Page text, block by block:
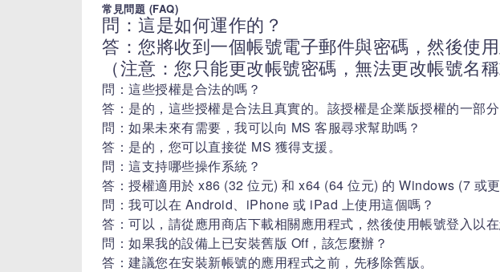
常見問題 (FAQ)
問：這是如何運作的？
答：您將收到一個帳號電子郵件與密碼，然後使
（注意：您只能更改帳號密碼，無法更改帳號名稱
問：這些授權是合法的嗎？
答：是的，這些授權是合法且真實的。該授權是企業版授權的一部分
問：如果未來有需要，我可以向 MS 客服尋求幫助嗎？
答：是的，您可以直接從 MS 獲得支援。
問：這支持哪些操作系統？
答：授權適用於 x86 (32 位元) 和 x64 (64 位元) 的 Windows (7 或
問：我可以在 Android、iPhone 或 iPad 上使用這個嗎？
答：可以，請從應用商店下載相關應用程式，然後使用帳號登入以在
問：如果我的設備上已安裝舊版 Off，該怎麼辦？
答：建議您在安裝新帳號的應用程式之前，先移除舊版。